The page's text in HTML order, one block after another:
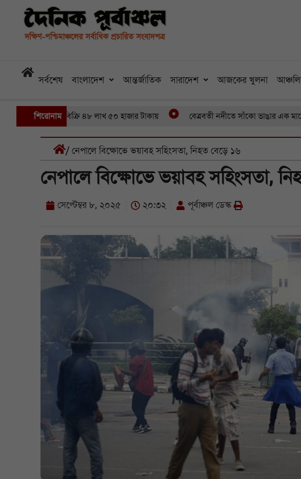
সর্বশেষ বাংলাদেশ আন্তর্জাতিক সারাদেশ আজকের খুলনা
শিরোনাম
মণ ইলিশবিক্রি ৪৮ লাখ ৫০ হাজার টাকায় বেত্রবতী নদীতে সাঁকো ভাঙার এক মাসেও
/ নেপালে বিক্ষোভে ভয়াবহ সহিংসতা, নিহত বেড়ে ১৬
নেপালে বিক্ষোভে ভয়াবহ সহিংসতা,
সেপ্টেম্বর ৮, ২০২৫ ২০:৩২ পূর্বাঞ্চল ডেস্ক